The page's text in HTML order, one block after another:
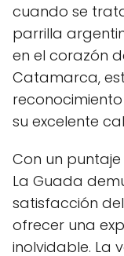
cuando se
parrilla
en el corazón
Catamarca,
su excelente
Con un
La Guada
satisfacción
ofrecer una
inolvidable. La